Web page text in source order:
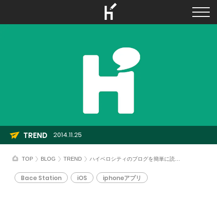
TOP BLOG TREND ハイベロシティのブログを簡単に読めるアプリ、リリースしました！
Bace Station iOS iphoneアプリ
TREND 2014.11.25